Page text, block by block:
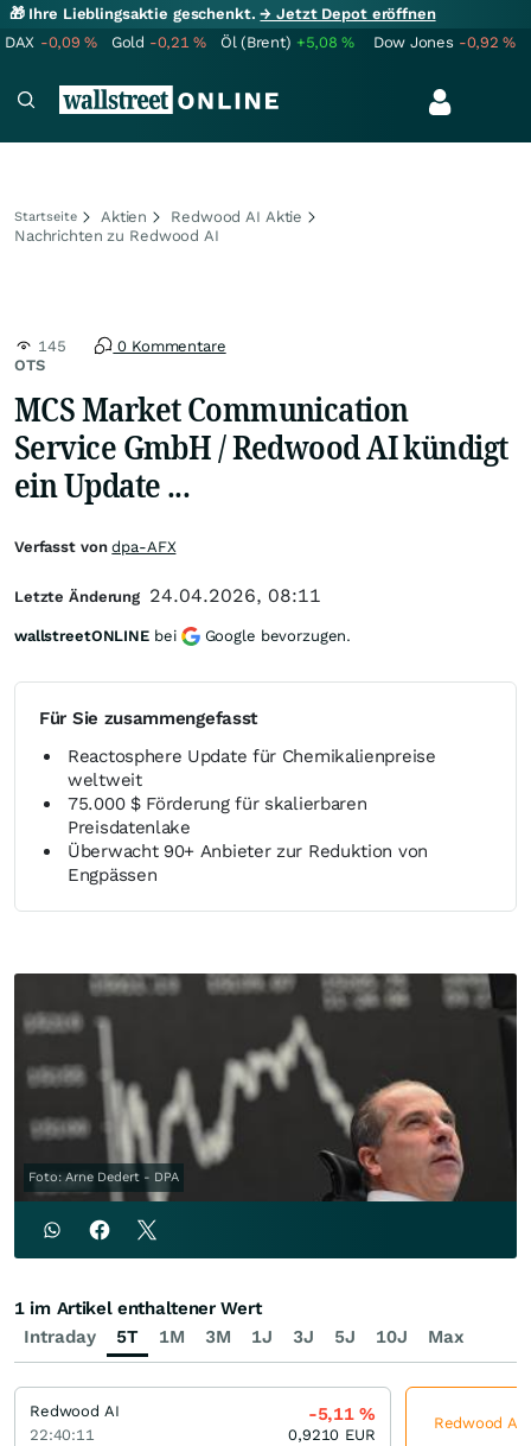
🎁 Ihre Lieblingsaktie geschenkt.→ Jetzt Depot eröffnen
DAX -0,09% Gold -0,21% Öl (Brent) +5,08% Dow Jones -0,92%
Startseite Aktien
Redwood AI Aktie
Nachrichten zu Redwood AI
OTS
145 0 Kommentare
MCS Market Communication
Service GmbH / Redwood AI kündigt
ein Update ...
Für Sie zusammengefasst
Reactosphere Update für Chemikalienpreise
weltweit
75.000 $ Förderung für skalierbaren
Preisdatenlake
Überwacht 90+ Anbieter zur Reduktion von
Engpässen
Foto: Arne Dedert - DPA
Verfasst vondpa-AFX
Letzte Änderung 24.04.2026, 08:11
wallstreetONLINE bei Google bevorzugen.
Intraday 5T 1M 3M 1J 3J 5J 10J Max
1 im Artikel enthaltener Wert
Redwood AI
22:40:11
-5,11%
0,9210 EUR
Redwood AI